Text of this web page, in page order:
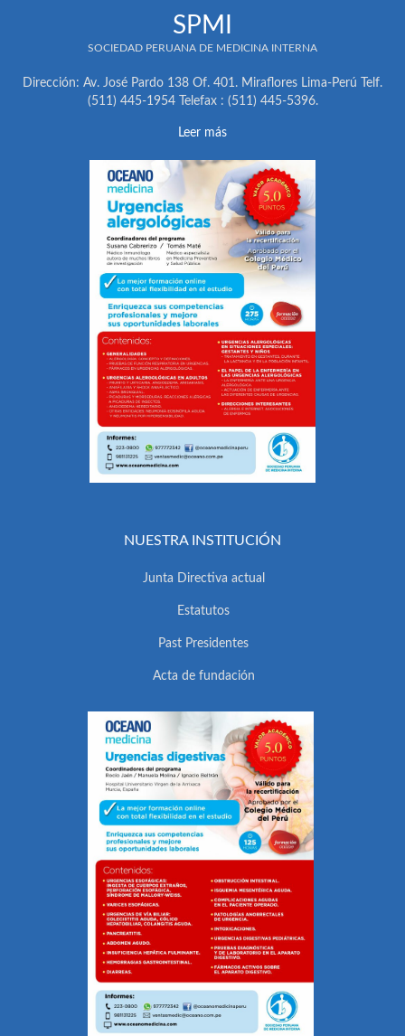
SPMI
SOCIEDAD PERUANA DE MEDICINA INTERNA
Dirección: Av. José Pardo 138 Of. 401. Miraflores Lima-Perú Telf.
(511) 445-1954 Telefax : (511) 445-5396.
Leer más
NUESTRA INSTITUCIÓN
Junta Directiva actual
Estatutos
Past Presidentes
Acta de fundación